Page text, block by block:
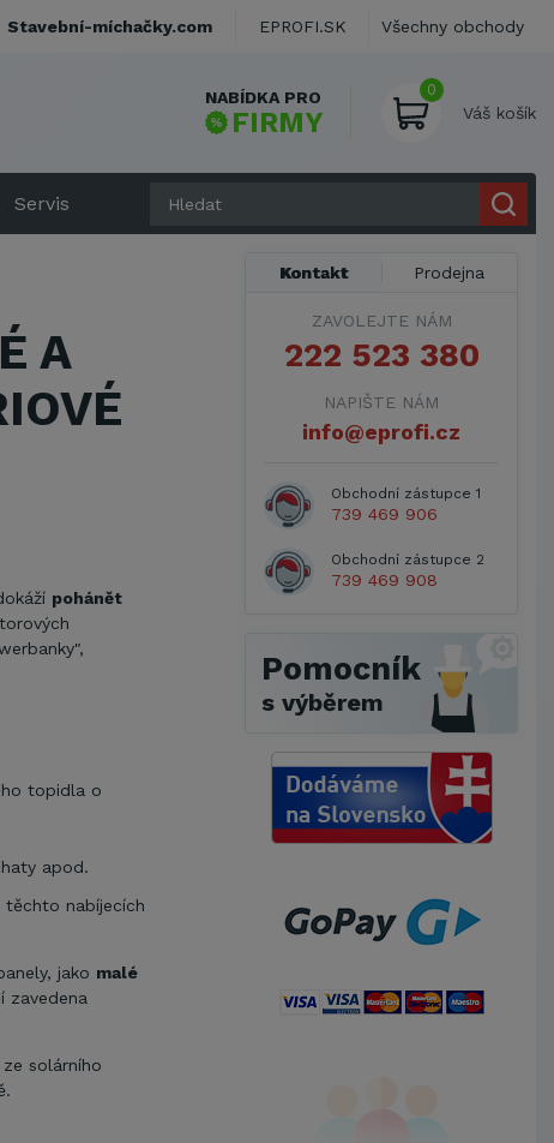
NABÍDKA PRO
FIRMY
0
Váš košík
Servis
A
pohánět
topidla o
apod.
těchto nabíjecích
jako malé
zavedena
solárního
Kontakt Prodejna
ZAVOLEJTE NÁM
222 523 380
NAPIŠTE NÁM
info@eprofi.cz
Obchodní zástupce 1
739 469 906
Obchodní zástupce 2
739 469 908
Pomocník
s výběrem
Stavební-míchačky.com EPROFI.SK Všechny obchody